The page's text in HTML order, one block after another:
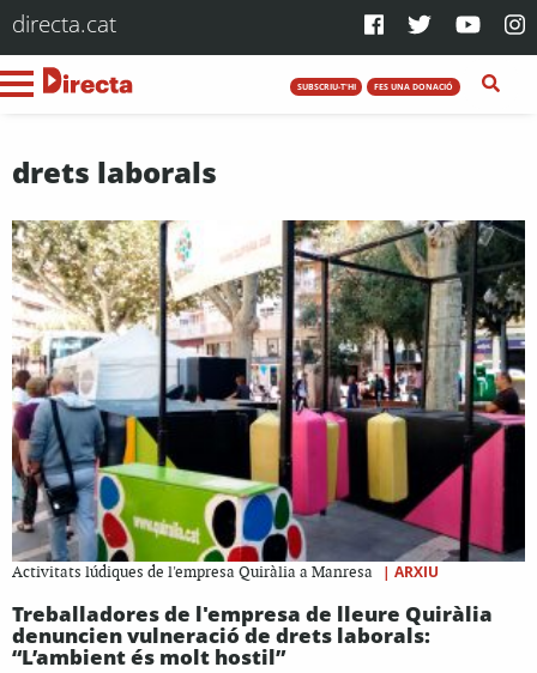
directa.cat
SUBSCRIU-T'HI FES UNA DONACIÓ
drets laborals
Activitats lúdiques de l'empresa Quiràlia a Manresa | ARXIU
Treballadores de l'empresa de lleure Quiràlia
denuncien vulneració de drets laborals:
“L’ambient és molt hostil”